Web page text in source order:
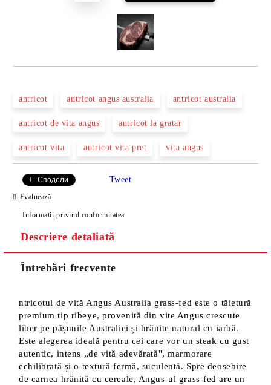
antricot antricot angus australia antricot australia
antricot de vita angus antricot la gratar
antricot vita antricot vita pret vita angus
Сподели Tweet
Evaluează
Informatii privind conformitatea
Descriere detaliată
Întrebări frecvente
ntricotul de vită Angus Australia grass-fed este o tăietură
premium tip ribeye, provenită din vite Angus crescute
liber pe pășunile Australiei și hrănite natural cu iarbă.
Este alegerea ideală pentru cei care vor un steak cu gust
autentic, intens „de vită adevărată", marmorare
echilibrată și o textură fermă, suculentă. Spre deosebire
de carnea hrănită cu cereale, Angus-ul grass-fed are un